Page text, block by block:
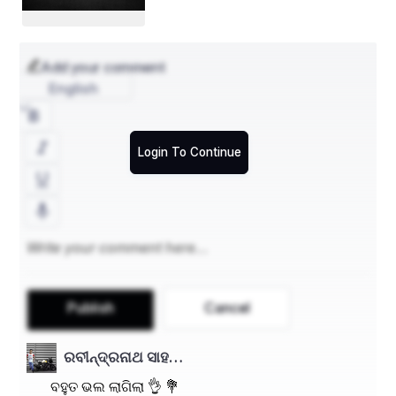
ଯୋଗସୂତ୍ର ସୃଷ୍ଟି କରେ, ଯାହା ଯୁବ ବେରୋଜଗାରୀ ହ୍ରାସ କରିବାରେ
ସହାୟକ ହୋଇଥାଏ ।
Add your comment
Login To Continue
English
Publish Cancel
ରବୀନ୍ଦ୍ରନାଥ ସାହ…
ବହୁତ ଭଲ ଲାଗିଲା 👌 💐